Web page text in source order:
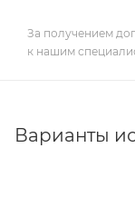
За получением
к нашим
Варианты